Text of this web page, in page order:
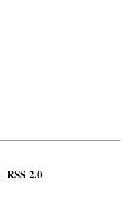
| RSS 2.0